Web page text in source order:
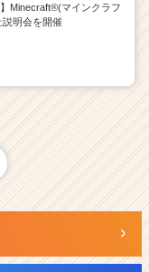
】Minecraft®(マインクラフ
説明会を開催